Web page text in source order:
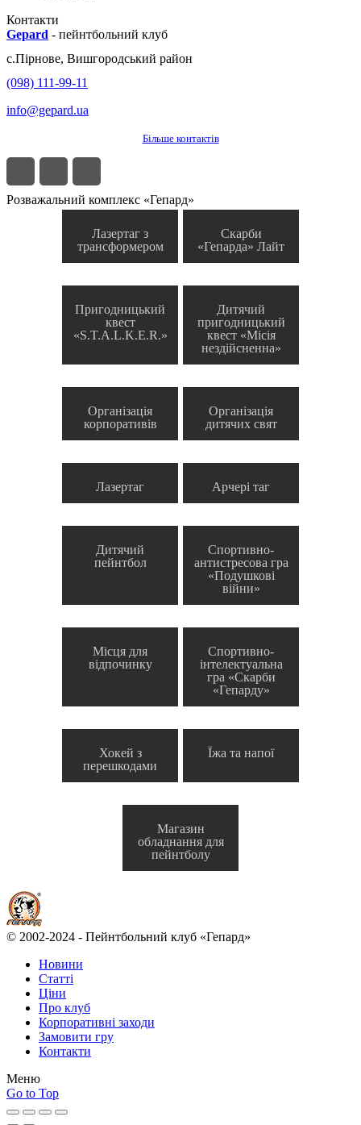
Контакти
Gepard - пейнтбольний клуб
с.Пірнове, Вишгородський район
(098) 111-99-11
info@gepard.ua
Більше контактів
Розважальний комплекс «Гепард»
Лазертаг з
трансформером
Скарби
«Гепарда» Лайт
Пригодницький
квест
«S.T.A.L.K.E.R.»
Дитячий
пригодницький
квест «Місія
нездійсненна»
Організація
корпоративів
Організація
дитячих свят
Лазертаг Арчері таг
Дитячий
пейнтбол
Спортивно-
антистресова гра
«Подушкові
війни»
Місця для
відпочинку
Спортивно-
інтелектуальна
гра «Скарби
«Гепарду»
Хокей з
перешкодами
Їжа та напої
Магазин
обладнання для
пейнтболу
© 2002-2024 - Пейнтбольний клуб «Гепард»
Новини
Статті
Ціни
Про клуб
Корпоративні заходи
Замовити гру
Контакти
Меню
Go to Top